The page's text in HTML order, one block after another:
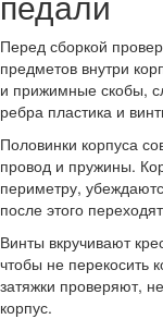
Перед сборкой
предметов внутри
и прижимные скобы,
ребра пластика и
Половинки корпуса
провод и пружины.
периметру,
после этого
Винты вкручивают
чтобы не перекосить
затяжки проверяют,
корпус.